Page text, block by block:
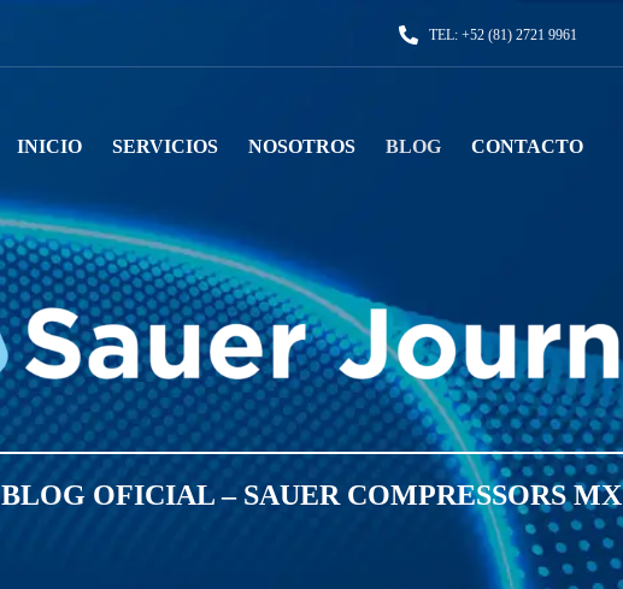
TEL: +52 (81) 2721 9961
INICIO SERVICIOS NOSOTROS BLOG CONTACTO
BLOG OFICIAL – SAUER COMPRESSORS MX